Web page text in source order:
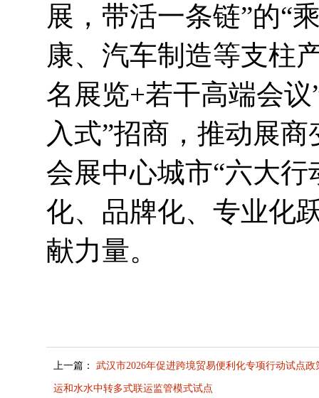
展，带活一条链”的“
康、汽车制造等支柱
名展览+若干高端会
入式”招商，推动展
会展中心城市“六大
化、品牌化、专业化
献力量。
上一篇： 武汉市2026年促进跨境贸易便利化专项行动试点
运和水水中转多式联运监管模式试点